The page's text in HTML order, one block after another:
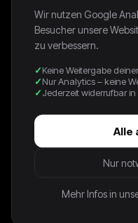
BLACK PORSCHE 911 GT1 LE
MANS TEE - 1990S - L
120,00 €
Wir nutzen Google
Besucher unsere
zu verbessern.
Keine Weitergabe
Nur Analytics – keine
Jederzeit widerrufbar
Alle
Nur
Mehr Infos in